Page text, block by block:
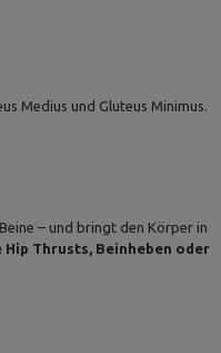
Medius und Gluteus Minimus.
– und bringt den Körper in
Thrusts, Beinheben oder